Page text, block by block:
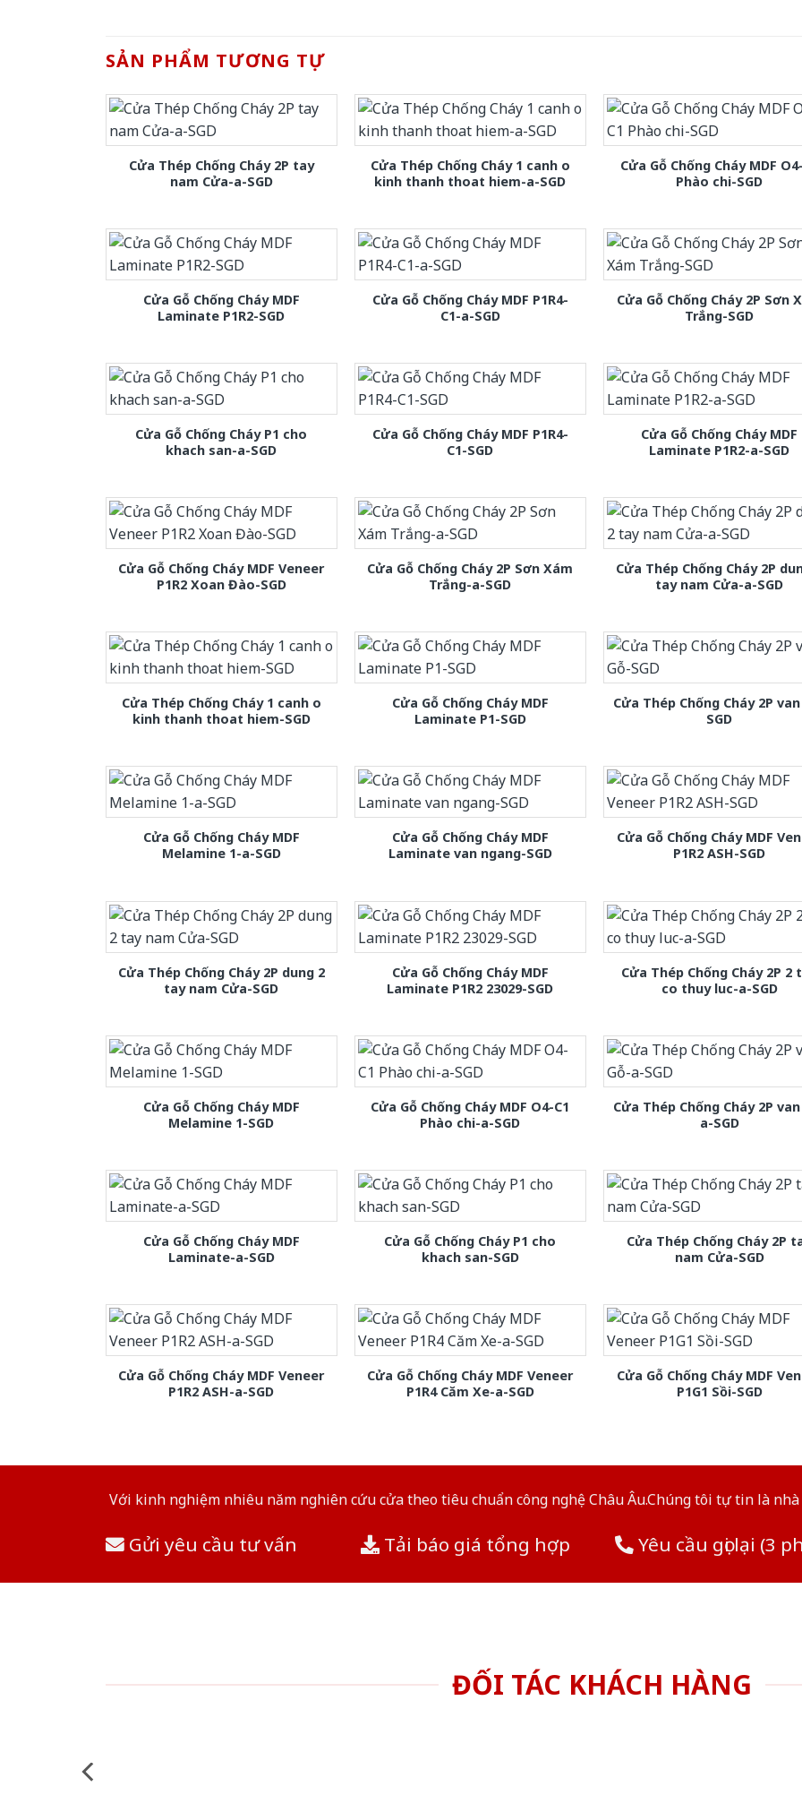
SẢN PHẨM TƯƠNG TỰ
Cửa Thép Chống Cháy 2P tay
nam Cửa-a-SGD
Cửa Thép Chống Cháy 1 canh o
kinh thanh thoat hiem-a-SGD
Cửa Gỗ Chống Cháy MDF
Phào chi-SGD
Cửa Gỗ Chống Cháy MDF
Laminate P1R2-SGD
Cửa Gỗ Chống Cháy MDF P1R4-
C1-a-SGD
Cửa Gỗ Chống Cháy 2P Sơn
Trắng-SGD
Cửa Gỗ Chống Cháy P1 cho
khach san-a-SGD
Cửa Gỗ Chống Cháy MDF P1R4-
C1-SGD
Cửa Gỗ Chống Cháy MDF
Laminate P1R2-a-SGD
Cửa Gỗ Chống Cháy MDF Veneer
P1R2 Xoan Đào-SGD
Cửa Gỗ Chống Cháy 2P Sơn Xám
Trắng-a-SGD
Cửa Thép Chống Cháy 2P
tay nam Cửa-a-SGD
Cửa Thép Chống Cháy 1 canh o
kinh thanh thoat hiem-SGD
Cửa Gỗ Chống Cháy MDF
Laminate P1-SGD
Cửa Thép Chống Cháy 2P
SGD
Cửa Gỗ Chống Cháy MDF
Melamine 1-a-SGD
Cửa Gỗ Chống Cháy MDF
Laminate van ngang-SGD
Cửa Gỗ Chống Cháy MDF
P1R2 ASH-SGD
Cửa Thép Chống Cháy 2P dung 2
tay nam Cửa-SGD
Cửa Gỗ Chống Cháy MDF
Laminate P1R2 23029-SGD
Cửa Thép Chống Cháy 2P 2
co thuy luc-a-SGD
Cửa Gỗ Chống Cháy MDF
Melamine 1-SGD
Cửa Gỗ Chống Cháy MDF O4-C1
Phào chi-a-SGD
Cửa Thép Chống Cháy 2P
a-SGD
Cửa Gỗ Chống Cháy MDF
Laminate-a-SGD
Cửa Gỗ Chống Cháy P1 cho
khach san-SGD
Cửa Thép Chống Cháy 2P
nam Cửa-SGD
Cửa Gỗ Chống Cháy MDF Veneer
P1R2 ASH-a-SGD
Cửa Gỗ Chống Cháy MDF Veneer
P1R4 Căm Xe-a-SGD
Cửa Gỗ Chống Cháy MDF
P1G1 Sồi-SGD
Với kinh nghiệm nhiêu năm nghiên cứu cửa theo tiêu chuẩn công nghệ Châu Âu.Chúng tôi tự tin là
Gửi yêu cầu tư vấn Tải báo giá tổng hợp Yêu cầu gọi lại (3
ĐỐI TÁC KHÁCH HÀNG